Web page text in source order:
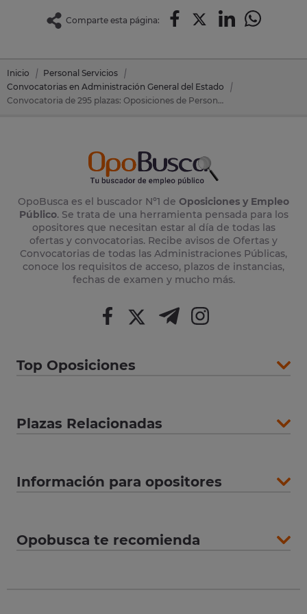
Comparte esta página:
Inicio
Personal Servicios
Convocatorias en Administración General del Estado
Convocatoria de 295 plazas: Oposiciones de Personal Servicios en Administración General del Estado
OpoBusca es el buscador Nº1 de Oposiciones y Empleo
Público. Se trata de una herramienta pensada para los
opositores que necesitan estar al día de todas las
ofertas y convocatorias. Recibe avisos de Ofertas y
Convocatorias de todas las Administraciones Públicas,
conoce los requisitos de acceso, plazos de instancias,
fechas de examen y mucho más.
Top Oposiciones
Plazas Relacionadas
Información para opositores
Opobusca te recomienda